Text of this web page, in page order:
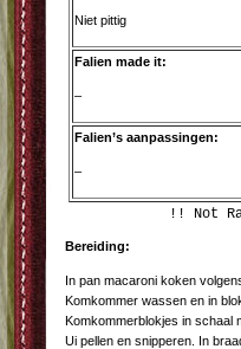
Niet pittig
Falien made it:
–
Falien’s aanpassingen:
–
!! Not
Bereiding:
In pan macaroni koken
Komkommer wassen en in
Komkommerblokjes in schaal
Ui pellen en snipperen. In